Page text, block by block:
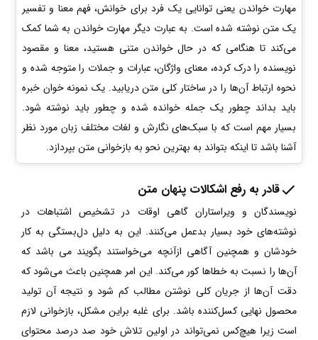
مهارت خواندن یعنی توانایی یک فرد برای خوانش، فهم معنا و تفسیر
یک متن نوشته شده است. به عبارت دیگر مهارت خواندن به شما کمک
می‌کند تا هنگامی که در حال خواندن متنی هستید، معنا و مقصود
نویسنده را درک کرده، معنای واژگان، عبارات و جملات را متوجه شده و
نحوه ارتباط آن‌ها را در ساختار کلی متن دریابید. یک نمونه خوان خبره
باید بداند چطور یک جمله خوانده شده و چطور باید نوشته شود.
بسیار مهم است که با سبک‌های نگارش و لغات مختلف زبان مورد نظر
آشنا باشد تا اینکه بتواند به بهترین نحو به بازخوانی متن بپردازد.
قادر به رفع اشکالات پنهان متن
نویسندگان و ویراستاران گاهی اوقات در تشخیص اشتباهات در
نوشته‌های خود بسیار بدعمل می‌کنند. این به دلیل دل‌بستگی به کار
خودشان و همچنین آگاهی ازآنچه می‌خواستند بگویند می باشد که
آن‌ها را نسبت به خطاها کور می‌کند. این امر همچنین باعث می‌شود که
دقت آن‌ها از جریان کلی نوشتن مطالب کم شود و نتیجه آن تولید
محصول نهایی کسل‌کننده باشد. برای غلبه براین مشکل، بازخوانی لازم
است زیرا هیچ‌کس نمی‌تواند در اولین تلاش خود صد درصد محتوای